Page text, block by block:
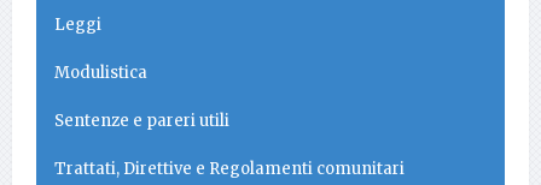
Leggi
Modulistica
Sentenze e pareri utili
Trattati, Direttive e Regolamenti comunitari